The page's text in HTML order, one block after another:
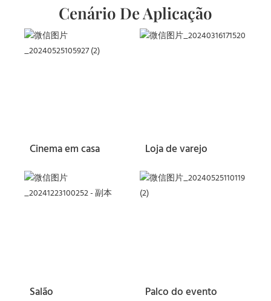
Cenário De Aplicação
Cinema em casa Loja de varejo
Salão Palco do evento